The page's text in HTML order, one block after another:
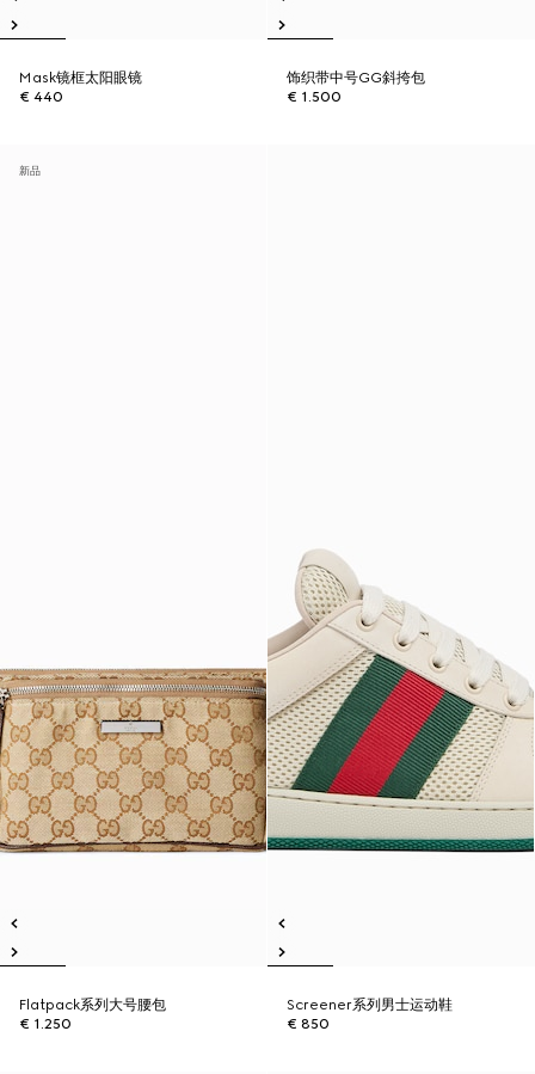
Mask镜框太阳眼镜
€ 440
饰织带中号GG斜挎包
€ 1.500
新品
Flatpack系列大号腰包
€ 1.250
Screener系列男士运动鞋
€ 850